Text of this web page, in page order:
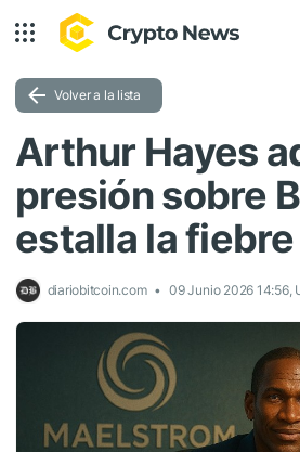
Volver a la lista
Arthur Hayes
presión sobre
estalla la
diariobitcoin.com 09 Junio 2026 14:56,